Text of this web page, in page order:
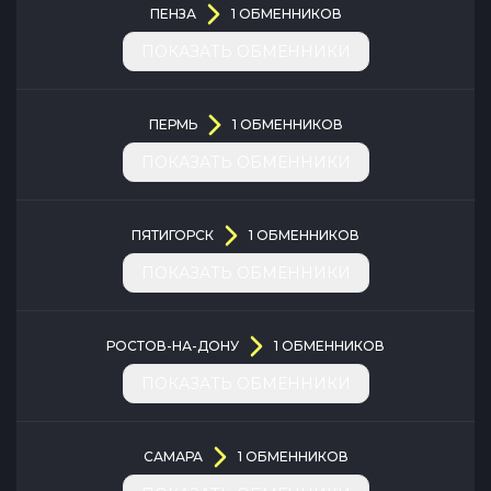
ПЕНЗА 1 ОБМЕННИКОВ
ПЕРМЬ 1 ОБМЕННИКОВ
ПЯТИГОРСК 1 ОБМЕННИКОВ
РОСТОВ-НА-ДОНУ 1 ОБМЕННИКОВ
САМАРА 1 ОБМЕННИКОВ